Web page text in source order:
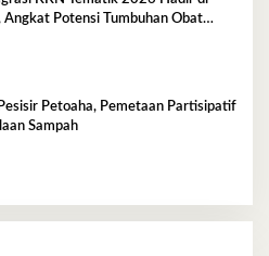
Angkat Potensi Tumbuhan Obat
Petoaha, Pemetaan Partisipatif
Sampah